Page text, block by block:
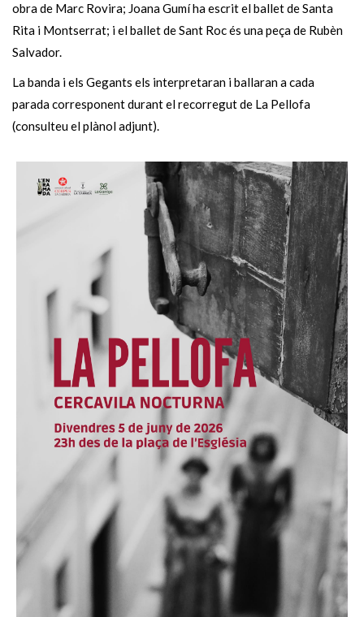
obra de Marc Rovira; Joana Gumí ha escrit el ballet de Santa
Rita i Montserrat; i el ballet de Sant Roc és una peça de Rubèn
Salvador.
La banda i els Gegants els interpretaran i ballaran a cada
parada corresponent durant el recorregut de La Pellofa
(consulteu el plànol adjunt).